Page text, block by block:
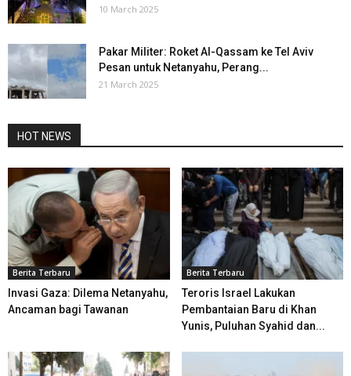
10 March 2025
Pakar Militer: Roket Al-Qassam ke Tel Aviv
Pesan untuk Netanyahu, Perang...
21 March 2025
HOT NEWS
Berita Terbaru
Invasi Gaza: Dilema Netanyahu,
Ancaman bagi Tawanan
Berita Terbaru
Teroris Israel Lakukan
Pembantaian Baru di Khan
Yunis, Puluhan Syahid dan...